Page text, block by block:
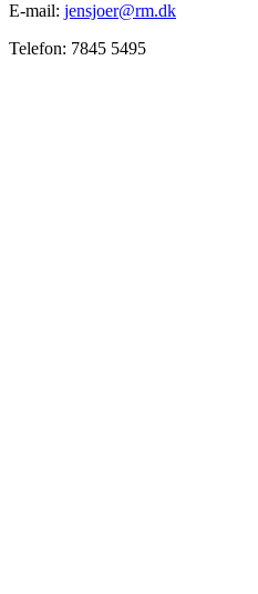
E-mail: jensjoer@rm.dk
Telefon: 7845 5495